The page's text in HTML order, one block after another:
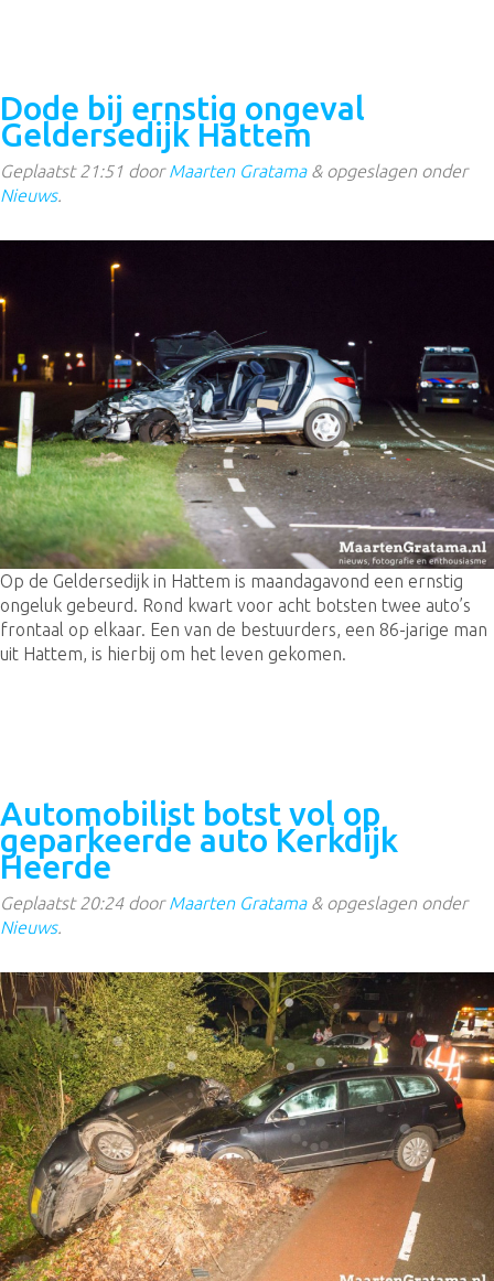
Dode bij ernstig ongeval
Geldersedijk Hattem
Geplaatst 21:51 doorMaarten Gratama &opgeslagen onder
Nieuws.
Op de Geldersedijk in Hattem is maandagavond een ernstig
ongeluk gebeurd. Rond kwart voor acht botsten twee auto’s
frontaal op elkaar. Een van de bestuurders, een 86-jarige man
uit Hattem, is hierbij om het leven gekomen.
Automobilist botst vol op
geparkeerde auto Kerkdijk
Heerde
Geplaatst 20:24doorMaarten Gratama &opgeslagen onder
Nieuws.